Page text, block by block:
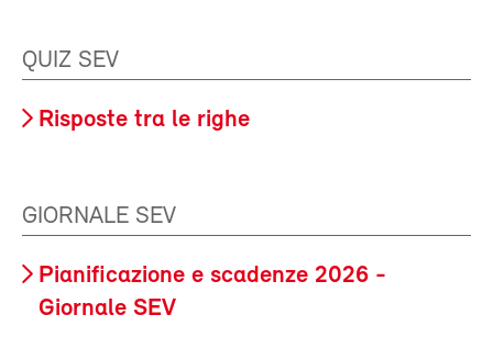
QUIZ SEV
Risposte tra le righe
GIORNALE SEV
Pianificazione e scadenze 2026 -
Giornale SEV